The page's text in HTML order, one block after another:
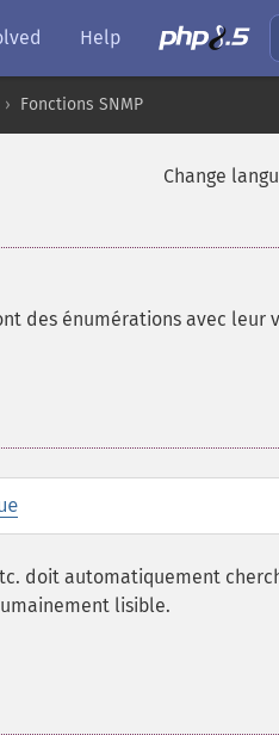
Help
Fonctions SNMP
Change
des énumérations avec leur
doit automatiquement
lisible.